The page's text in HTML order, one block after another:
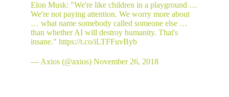
Elon Musk: "We're like children in a playground …
We're not paying attention. We worry more about
… what name somebody called someone else …
than whether AI will destroy humanity. That's
insane." https://t.co/iLTFFuvByb
— Axios (@axios) November 26, 2018